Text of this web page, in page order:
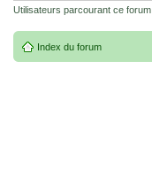
Utilisateurs parcourant ce
Index du forum